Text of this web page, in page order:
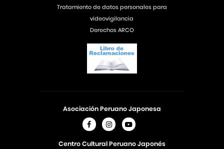
Asociación Peruano Japonesa
Centro Cultural Peruano Japonés
Tratamiento de datos personales para
videovigilancia
Derechos ARCO